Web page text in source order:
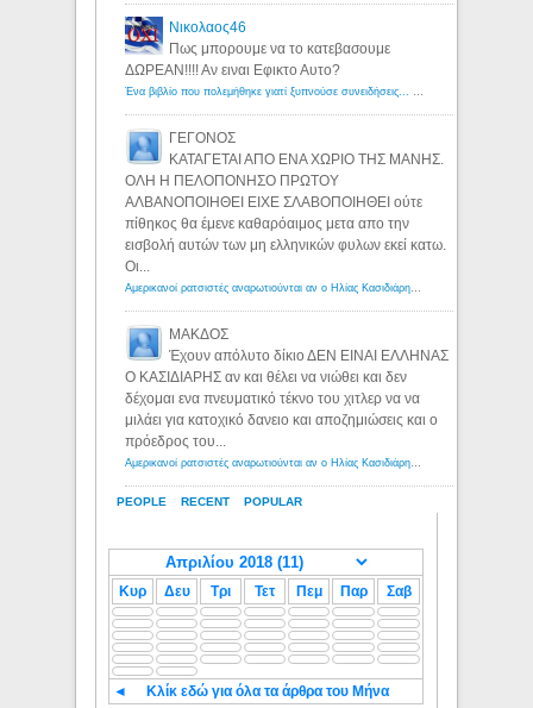
PEOPLE RECENT POPULAR
Νικολαος46
Πως μπορουμε να το κατεβασουμε
ΔΩΡΕΑΝ!!!! Αν ειναι Εφικτο Αυτο?
Ένα βιβλίο που πολεμήθηκε γιατί ξυπνούσε συνειδήσεις... - Λόγιος Ερμής | Η γνώση ξεκινάει με την αναζήτηση...
ΓΕΓΟΝΟΣ
ΚΑΤΑΓΕΤΑΙ ΑΠΟ ΕΝΑ ΧΩΡΙΟ ΤΗΣ ΜΑΝΗΣ.
ΟΛΗ Η ΠΕΛΟΠΟΝΗΣΟ ΠΡΩΤΟΥ
ΑΛΒΑΝΟΠΟΙΗΘΕΙ ΕΙΧΕ ΣΛΑΒΟΠΟΙΗΘΕΙ ούτε
πίθηκος θα έμενε καθαρόαιμος μετα απο την
εισβολή αυτών των μη ελληνικών φυλων εκεί κατω.
Οι...
Αμερικανοί ρατσιστές αναρωτιούνται αν ο Ηλίας Κασιδιάρης ανήκει στη λευκή φυλή... - Λόγιος Ερμής
ΜΑΚΔΟΣ
Έχουν απόλυτο δίκιο ΔΕΝ ΕΙΝΑΙ ΕΛΛΗΝΑΣ
Ο ΚΑΣΙΔΙΑΡΗΣ αν και θέλει να νιώθει και δεν
δέχομαι ενα πνευματικό τέκνο του χιτλερ να να
μιλάει για κατοχικό δανειο και αποζημιώσεις και ο
πρόεδρος του...
Αμερικανοί ρατσιστές αναρωτιούνται αν ο Ηλίας Κασιδιάρης ανήκει στη λευκή φυλή... - Λόγιος Ερμής
Κυρ Δευ Τρι Τετ Πεμ Παρ Σαβ
◄ Κλίκ εδώ για όλα τα άρθρα του Μήνα